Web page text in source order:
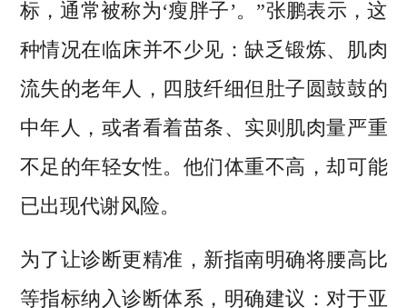
标，通常被称为‘瘦胖子’。”张鹏表示，这
种情况在临床并不少见：缺乏锻炼、肌肉
流失的老年人，四肢纤细但肚子圆鼓鼓的
中年人，或者看着苗条、实则肌肉量严重
不足的年轻女性。他们体重不高，却可能
已出现代谢风险。
为了让诊断更精准，新指南明确将腰高比
等指标纳入诊断体系，明确建议：对于亚